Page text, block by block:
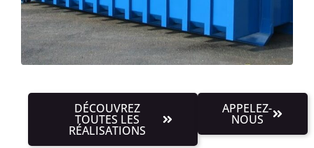
DÉCOUVREZ
TOUTES LES
RÉALISATIONS
APPELEZ-
NOUS